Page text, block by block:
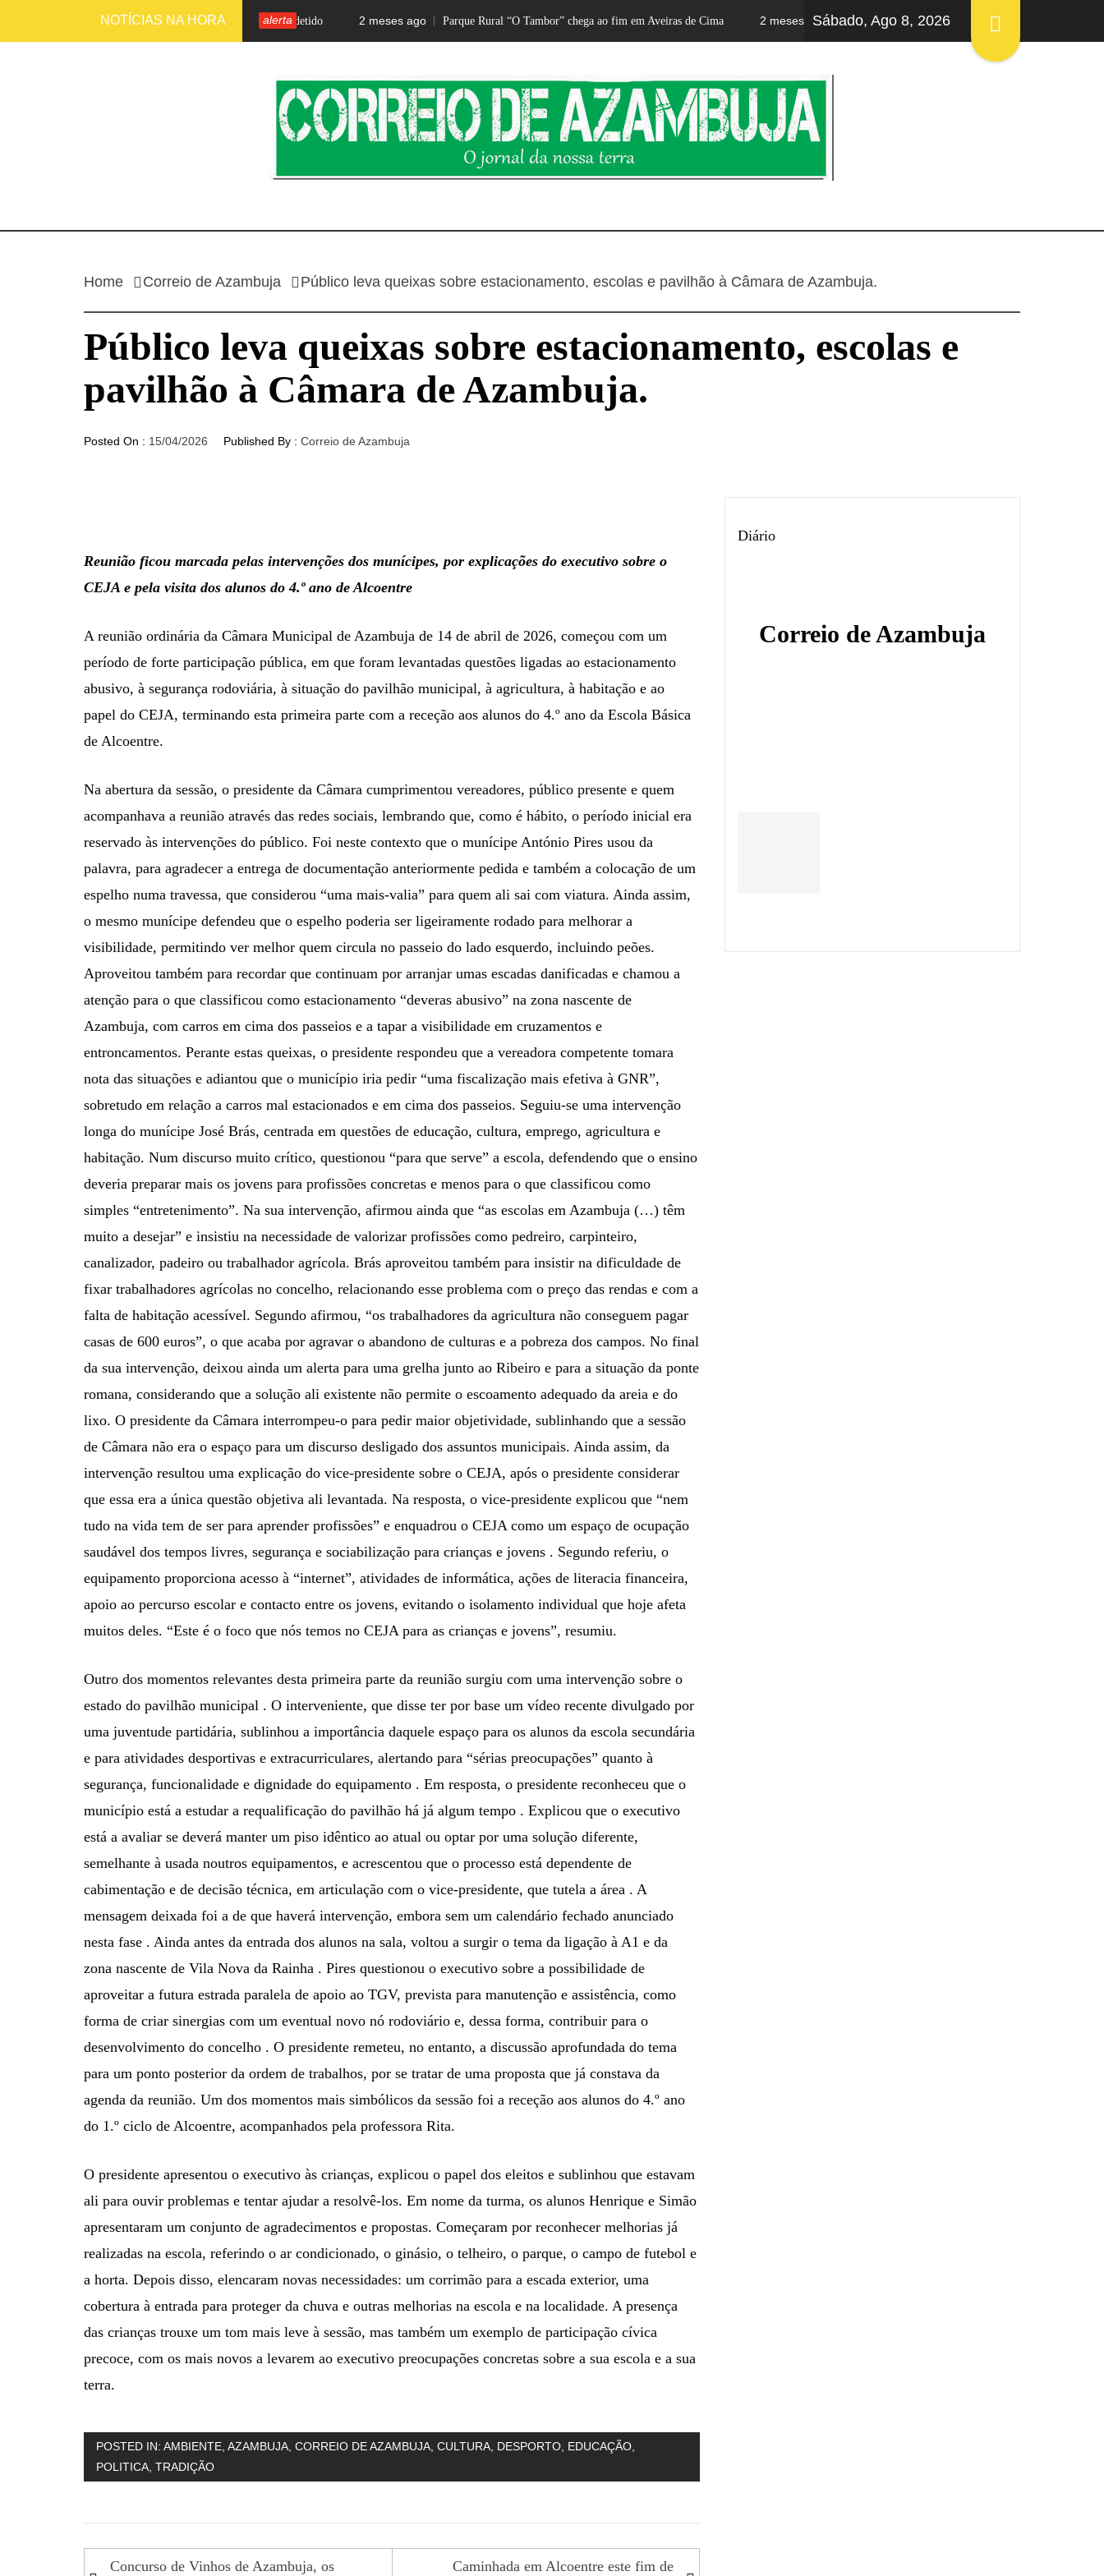
to
NOTÍCIAS NA HORA alerta
1 mês ago Motorista de pesados detido 2 meses ago Parque Rural “O Tambor” chega ao fim em Aveiras de Cima 2 meses ago Casa Mãe burlada em 25.000 euros
Sábado, Ago 8, 2026
CORREIO DE AZAMBUJA
O jornal da nossa terra
Home Correio de Azambuja Público leva queixas sobre estacionamento, escolas e pavilhão à Câmara de Azambuja.
Público leva queixas sobre estacionamento, escolas e
pavilhão à Câmara de Azambuja.
Posted On : 15/04/2026 Published By : Correio de Azambuja
Reunião ficou marcada pelas intervenções dos munícipes, por explicações do executivo sobre o
CEJA e pela visita dos alunos do 4.º ano de Alcoentre
A reunião ordinária da Câmara Municipal de Azambuja de 14 de abril de 2026, começou com um
período de forte participação pública, em que foram levantadas questões ligadas ao estacionamento
abusivo, à segurança rodoviária, à situação do pavilhão municipal, à agricultura, à habitação e ao
papel do CEJA, terminando esta primeira parte com a receção aos alunos do 4.º ano da Escola Básica
de Alcoentre.
Na abertura da sessão, o presidente da Câmara cumprimentou vereadores, público presente e quem
acompanhava a reunião através das redes sociais, lembrando que, como é hábito, o período inicial era
reservado às intervenções do público. Foi neste contexto que o munícipe António Pires usou da
palavra, para agradecer a entrega de documentação anteriormente pedida e também a colocação de um
espelho numa travessa, que considerou “uma mais-valia” para quem ali sai com viatura. Ainda assim,
o mesmo munícipe defendeu que o espelho poderia ser ligeiramente rodado para melhorar a
visibilidade, permitindo ver melhor quem circula no passeio do lado esquerdo, incluindo peões.
Aproveitou também para recordar que continuam por arranjar umas escadas danificadas e chamou a
atenção para o que classificou como estacionamento “deveras abusivo” na zona nascente de
Azambuja, com carros em cima dos passeios e a tapar a visibilidade em cruzamentos e
entroncamentos. Perante estas queixas, o presidente respondeu que a vereadora competente tomara
nota das situações e adiantou que o município iria pedir “uma fiscalização mais efetiva à GNR”,
sobretudo em relação a carros mal estacionados e em cima dos passeios. Seguiu-se uma intervenção
longa do munícipe José Brás, centrada em questões de educação, cultura, emprego, agricultura e
habitação. Num discurso muito crítico, questionou “para que serve” a escola, defendendo que o ensino
deveria preparar mais os jovens para profissões concretas e menos para o que classificou como
simples “entretenimento”. Na sua intervenção, afirmou ainda que “as escolas em Azambuja (…) têm
muito a desejar” e insistiu na necessidade de valorizar profissões como pedreiro, carpinteiro,
canalizador, padeiro ou trabalhador agrícola. Brás aproveitou também para insistir na dificuldade de
fixar trabalhadores agrícolas no concelho, relacionando esse problema com o preço das rendas e com a
falta de habitação acessível. Segundo afirmou, “os trabalhadores da agricultura não conseguem pagar
casas de 600 euros”, o que acaba por agravar o abandono de culturas e a pobreza dos campos. No final
da sua intervenção, deixou ainda um alerta para uma grelha junto ao Ribeiro e para a situação da ponte
romana, considerando que a solução ali existente não permite o escoamento adequado da areia e do
lixo. O presidente da Câmara interrompeu-o para pedir maior objetividade, sublinhando que a sessão
de Câmara não era o espaço para um discurso desligado dos assuntos municipais. Ainda assim, da
intervenção resultou uma explicação do vice-presidente sobre o CEJA, após o presidente considerar
que essa era a única questão objetiva ali levantada. Na resposta, o vice-presidente explicou que “nem
tudo na vida tem de ser para aprender profissões” e enquadrou o CEJA como um espaço de ocupação
saudável dos tempos livres, segurança e sociabilização para crianças e jovens . Segundo referiu, o
equipamento proporciona acesso à “internet”, atividades de informática, ações de literacia financeira,
apoio ao percurso escolar e contacto entre os jovens, evitando o isolamento individual que hoje afeta
muitos deles. “Este é o foco que nós temos no CEJA para as crianças e jovens”, resumiu.
Outro dos momentos relevantes desta primeira parte da reunião surgiu com uma intervenção sobre o
estado do pavilhão municipal . O interveniente, que disse ter por base um vídeo recente divulgado por
uma juventude partidária, sublinhou a importância daquele espaço para os alunos da escola secundária
e para atividades desportivas e extracurriculares, alertando para “sérias preocupações” quanto à
segurança, funcionalidade e dignidade do equipamento . Em resposta, o presidente reconheceu que o
município está a estudar a requalificação do pavilhão há já algum tempo . Explicou que o executivo
está a avaliar se deverá manter um piso idêntico ao atual ou optar por uma solução diferente,
semelhante à usada noutros equipamentos, e acrescentou que o processo está dependente de
cabimentação e de decisão técnica, em articulação com o vice-presidente, que tutela a área . A
mensagem deixada foi a de que haverá intervenção, embora sem um calendário fechado anunciado
nesta fase . Ainda antes da entrada dos alunos na sala, voltou a surgir o tema da ligação à A1 e da
zona nascente de Vila Nova da Rainha . Pires questionou o executivo sobre a possibilidade de
aproveitar a futura estrada paralela de apoio ao TGV, prevista para manutenção e assistência, como
forma de criar sinergias com um eventual novo nó rodoviário e, dessa forma, contribuir para o
desenvolvimento do concelho . O presidente remeteu, no entanto, a discussão aprofundada do tema
para um ponto posterior da ordem de trabalhos, por se tratar de uma proposta que já constava da
agenda da reunião. Um dos momentos mais simbólicos da sessão foi a receção aos alunos do 4.º ano
do 1.º ciclo de Alcoentre, acompanhados pela professora Rita.
O presidente apresentou o executivo às crianças, explicou o papel dos eleitos e sublinhou que estavam
ali para ouvir problemas e tentar ajudar a resolvê-los. Em nome da turma, os alunos Henrique e Simão
apresentaram um conjunto de agradecimentos e propostas. Começaram por reconhecer melhorias já
realizadas na escola, referindo o ar condicionado, o ginásio, o telheiro, o parque, o campo de futebol e
a horta. Depois disso, elencaram novas necessidades: um corrimão para a escada exterior, uma
cobertura à entrada para proteger da chuva e outras melhorias na escola e na localidade. A presença
das crianças trouxe um tom mais leve à sessão, mas também um exemplo de participação cívica
precoce, com os mais novos a levarem ao executivo preocupações concretas sobre a sua escola e a sua
terra.
POSTED IN: AMBIENTE AZAMBUJA CORREIO DE AZAMBUJA CULTURA DESPORTO EDUCAÇÃO
POLITICA TRADIÇÃO
Navegação
Concurso de Vinhos de Azambuja, os Caminhada em Alcoentre este fim de
Diário
Correio de Azambuja